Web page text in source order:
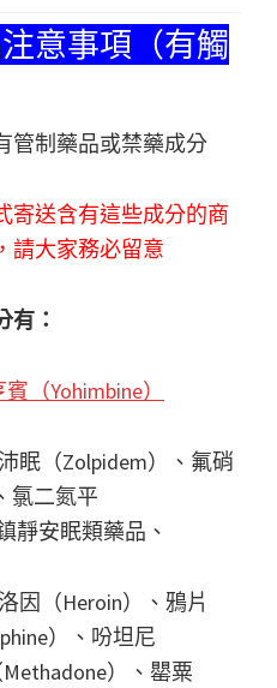
意事項（有觸
管制藥品或禁藥成分
寄送含有這些成分的商
請大家務必留意
有：
（Yohimbine）
眠（Zolpidem）、氟硝
氯二氮平
靜安眠類藥品、
因（Heroin）、鴉片
）、吩坦尼
Methadone）、罌粟